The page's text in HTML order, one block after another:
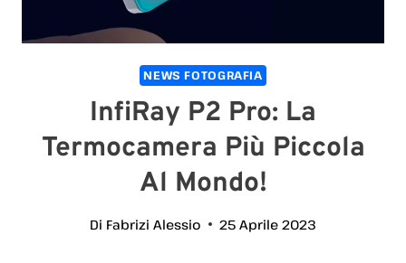
NEWS FOTOGRAFIA
InfiRay P2 Pro: La
Termocamera Più Piccola
Al Mondo!
Di Fabrizi Alessio 25 Aprile 2023